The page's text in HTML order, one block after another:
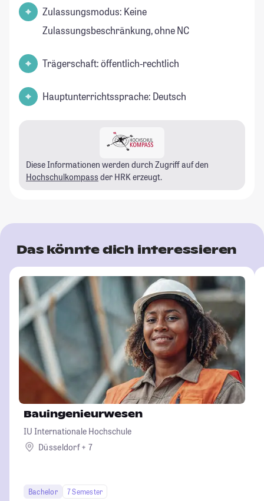
Zulassungsmodus: Keine
Zulassungsbeschränkung, ohne NC
Trägerschaft: öffentlich-rechtlich
Hauptunterrichtssprache: Deutsch
Diese Informationen werden durch Zugriff auf den
Hochschulkompass der HRK erzeugt.
Das könnte dich interessieren
Bauingenieurwesen
IU Internationale Hochschule
Düsseldorf + 7
Bachelor
7 Semester